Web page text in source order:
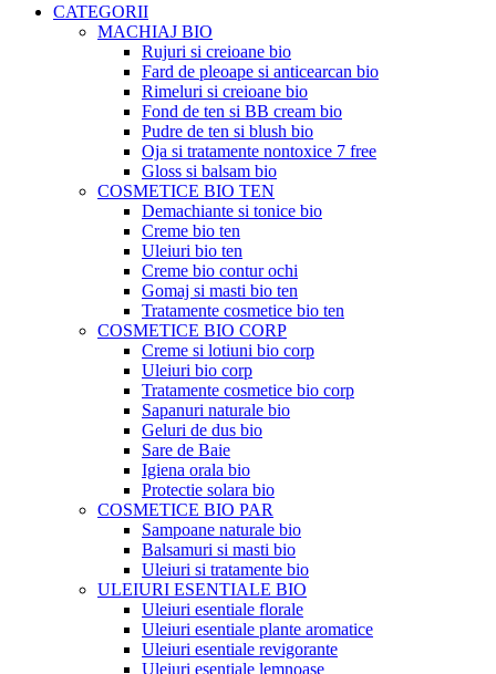
CATEGORII
MACHIAJ BIO
Rujuri si creioane bio
Fard de pleoape si anticearcan bio
Rimeluri si creioane bio
Fond de ten si BB cream bio
Pudre de ten si blush bio
Oja si tratamente nontoxice 7 free
Gloss si balsam bio
COSMETICE BIO TEN
Demachiante si tonice bio
Creme bio ten
Uleiuri bio ten
Creme bio contur ochi
Gomaj si masti bio ten
Tratamente cosmetice bio ten
COSMETICE BIO CORP
Creme si lotiuni bio corp
Uleiuri bio corp
Tratamente cosmetice bio corp
Sapanuri naturale bio
Geluri de dus bio
Sare de Baie
Igiena orala bio
Protectie solara bio
COSMETICE BIO PAR
Sampoane naturale bio
Balsamuri si masti bio
Uleiuri si tratamente bio
ULEIURI ESENTIALE BIO
Uleiuri esentiale florale
Uleiuri esentiale plante aromatice
Uleiuri esentiale revigorante
Uleiuri esentiale lemnoase